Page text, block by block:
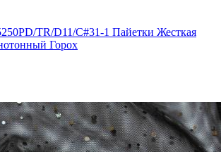
TR/D11/C#31-1 Пайетки Жесткая
Горох